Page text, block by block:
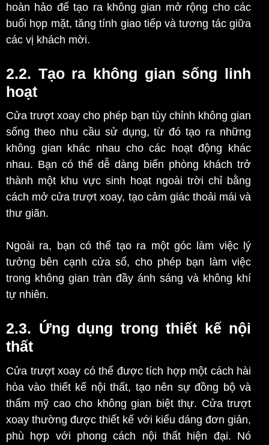
hoàn hảo để tạo ra không gian mở rộng cho các
buổi họp mặt, tăng tính giao tiếp và tương tác giữa
các vị khách mời.
2.2. Tạo ra không gian sống linh
hoạt
Cửa trượt xoay cho phép bạn tùy chỉnh không gian
sống theo nhu cầu sử dụng, từ đó tạo ra những
không gian khác nhau cho các hoạt động khác
nhau. Bạn có thể dễ dàng biến phòng khách trở
thành một khu vực sinh hoạt ngoài trời chỉ bằng
cách mở cửa trượt xoay, tạo cảm giác thoải mái và
thư giãn.
Ngoài ra, bạn có thể tạo ra một góc làm việc lý
tưởng bên cạnh cửa sổ, cho phép bạn làm việc
trong không gian tràn đầy ánh sáng và không khí
tự nhiên.
2.3. Ứng dụng trong thiết kế nội
thất
Cửa trượt xoay có thể được tích hợp một cách hài
hòa vào thiết kế nội thất, tạo nên sự đồng bộ và
thẩm mỹ cao cho không gian biệt thự. Cửa trượt
xoay thường được thiết kế với kiểu dáng đơn giản,
phù hợp với phong cách nội thất hiện đại. Nó